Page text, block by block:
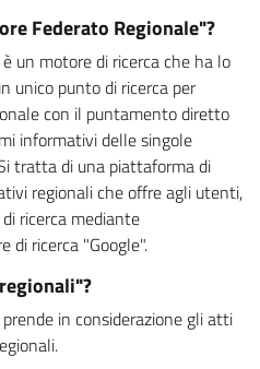
Federato Regionale"?
un motore di ricerca che ha lo
unico punto di ricerca per
con il puntamento diretto
informativi delle singole
tratta di una piattaforma di
regionali che offre agli utenti,
ricerca mediante
di ricerca "Google".
in considerazione gli atti